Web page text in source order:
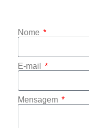
Nome
E-mail
Mensagem